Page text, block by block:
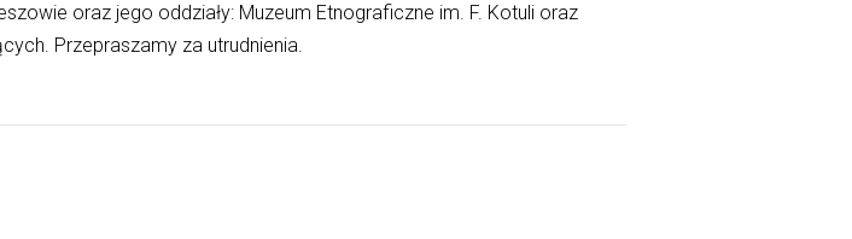
oraz jego oddziały: Muzeum Etnograficzne im. F. Kotuli oraz
Przepraszamy za utrudnienia.